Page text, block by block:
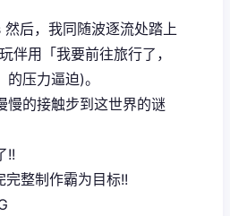
后，我同随波逐流处踏上
伴用「我要前往旅行了，
压力逼迫)。
慢的接触步到这世界的谜
!!
整制作霸为目标!!